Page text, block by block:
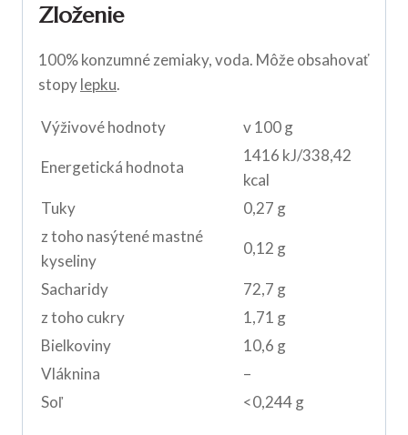
Zloženie
100% konzumné zemiaky, voda. Môže obsahovať
stopylepku.
Výživové hodnoty v 100 g
Energetická hodnota
1416 kJ/338,42
kcal
Tuky
0,27 g
z toho nasýtené mastné
kyseliny
0,12 g
Sacharidy
72,7 g
z toho cukry
1,71 g
Bielkoviny
10,6 g
Vláknina
–
Soľ
<0,244 g